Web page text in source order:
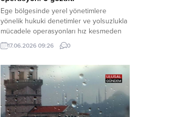
öğrenci büyük bir panik yaşadı....
Ege bölgesinde yerel yönetimlere
yönelik hukuki denetimler ve yolsuzlukla
mücadele operasyonları hız kesmeden
devam ediyor. İzmir’in turistik ilçelerinden
Seferihisar Belediyesi, sabah saatlerinde
operasyonuyla sarsıldı. Haber Merkezi –
İzmir Cumhuriyet Başsavcılığı
koordinesinde yürütülen geniş kapsamlı
yolsuzluk ve mali suçlar soruşturması
kapsamında düğmeye basıldı. Edinilen ilk
17.06.2026 09:26 0